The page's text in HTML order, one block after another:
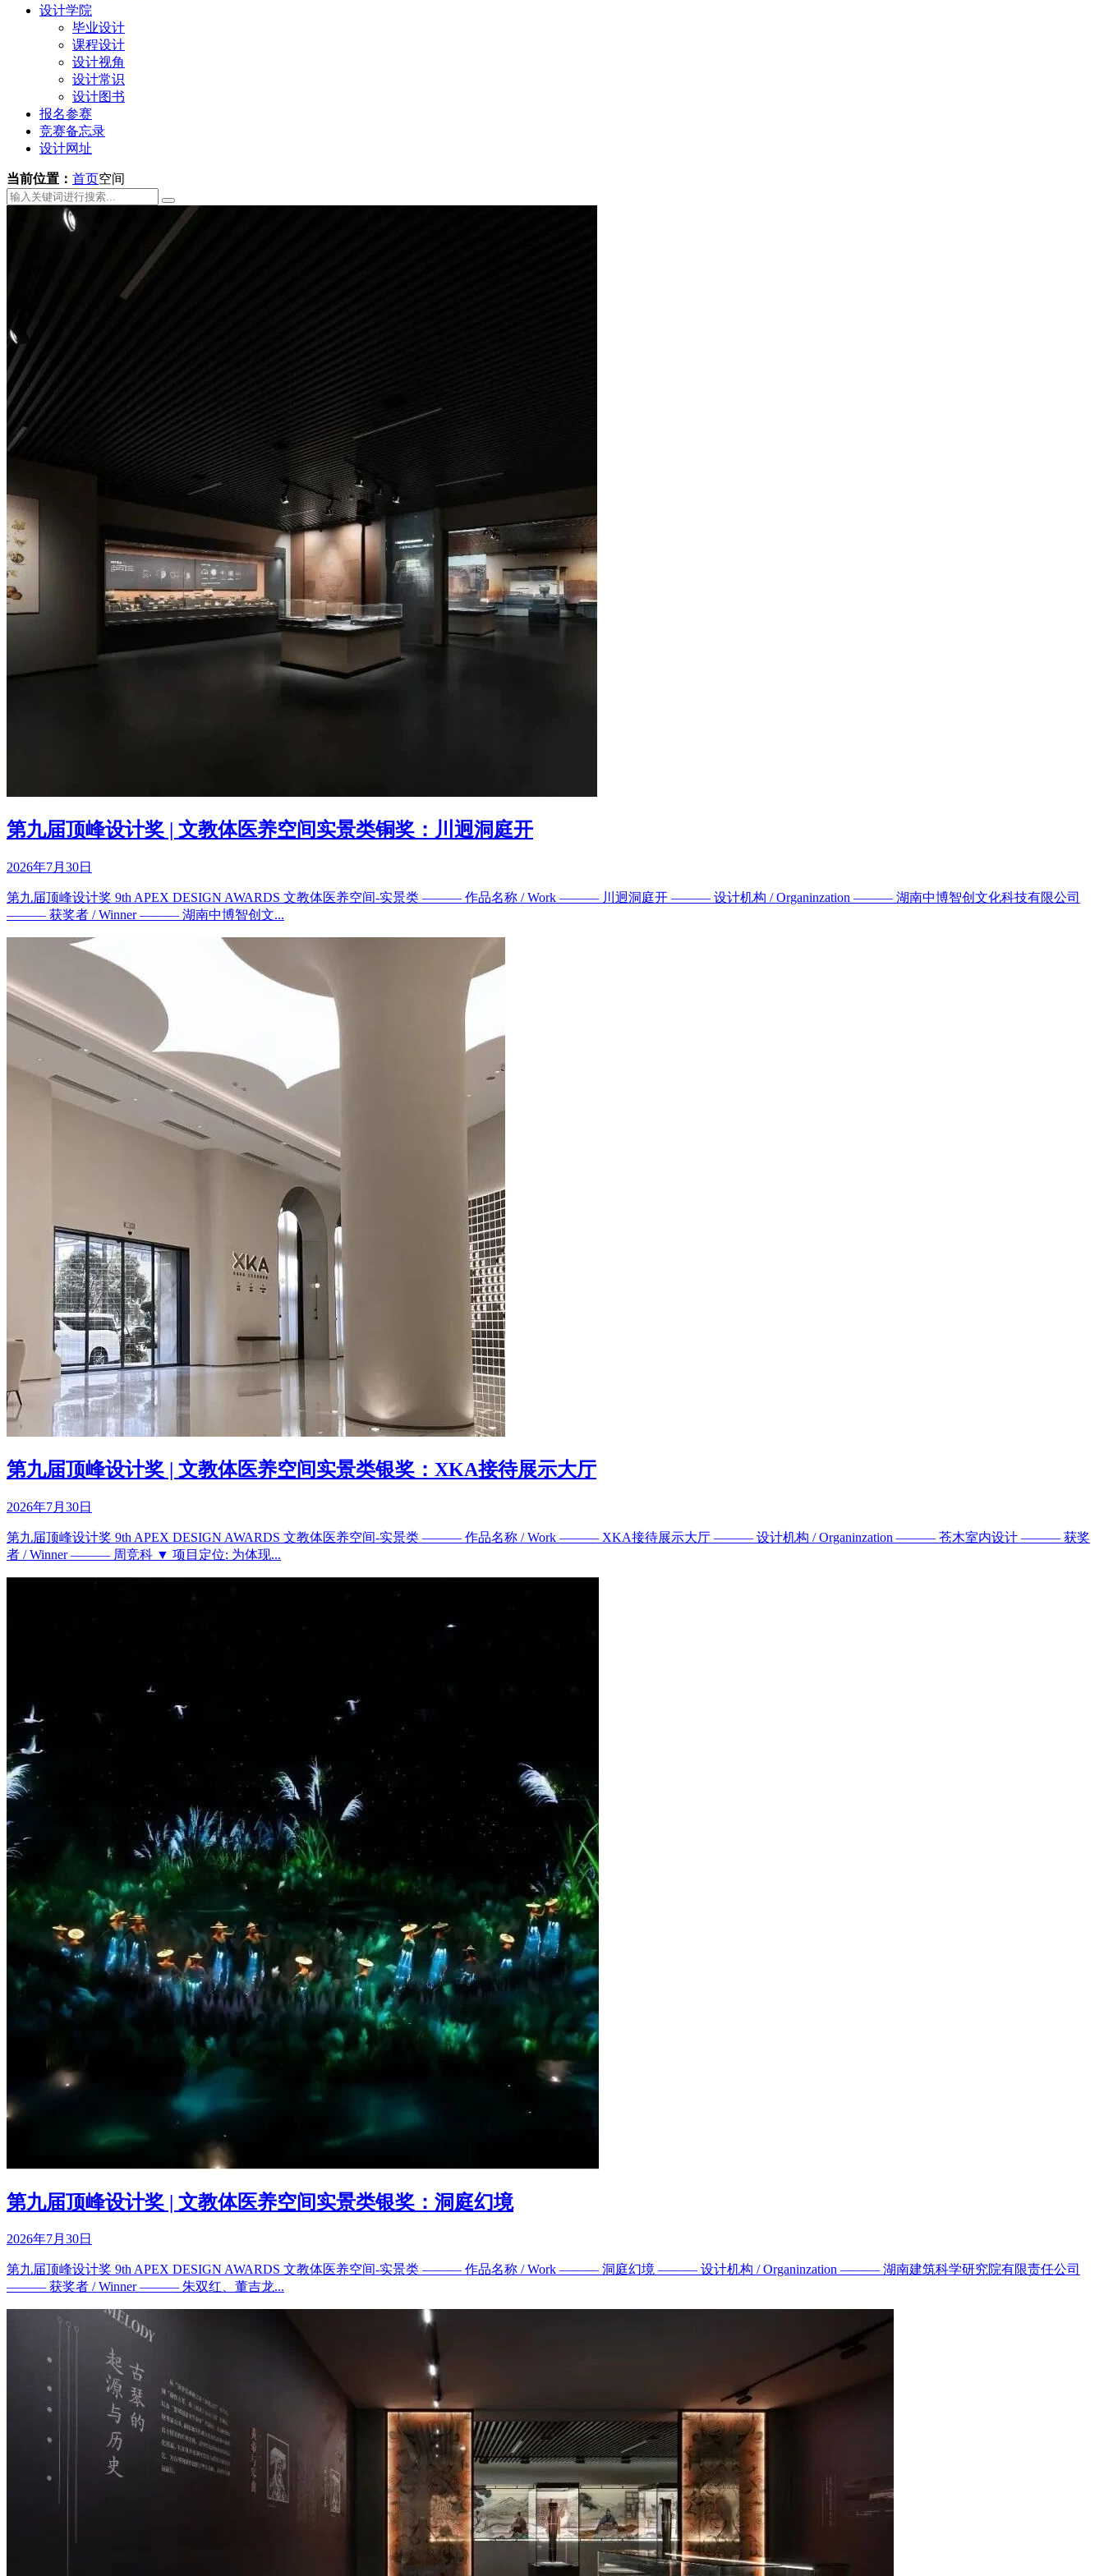
设计学院
毕业设计
课程设计
设计视角
设计常识
设计图书
报名参赛
竞赛备忘录
设计网址
当前位置： 首页空间
第九届顶峰设计奖 | 文教体医养空间实景类铜奖：川迥洞庭开
2026年7月30日
第九届顶峰设计奖 9th APEX DESIGN AWARDS 文教体医养空间-实景类 ——— 作品名称 / Work ——— 川迥洞庭开 ——— 设计机构 / Organinzation ——— 湖南中博智创文化科技有限公司
——— 获奖者 / Winner ——— 湖南中博智创文...
第九届顶峰设计奖 | 文教体医养空间实景类银奖：XKA接待展示大厅
2026年7月30日
第九届顶峰设计奖 9th APEX DESIGN AWARDS 文教体医养空间-实景类 ——— 作品名称 / Work ——— XKA接待展示大厅 ——— 设计机构 / Organinzation ——— 苍木室内设计 ——— 获奖
者 / Winner ——— 周竞科 ▼ 项目定位: 为体现...
第九届顶峰设计奖 | 文教体医养空间实景类银奖：洞庭幻境
2026年7月30日
第九届顶峰设计奖 9th APEX DESIGN AWARDS 文教体医养空间-实景类 ——— 作品名称 / Work ——— 洞庭幻境 ——— 设计机构 / Organinzation ——— 湖南建筑科学研究院有限责任公司
——— 获奖者 / Winner ——— 朱双红、董吉龙...